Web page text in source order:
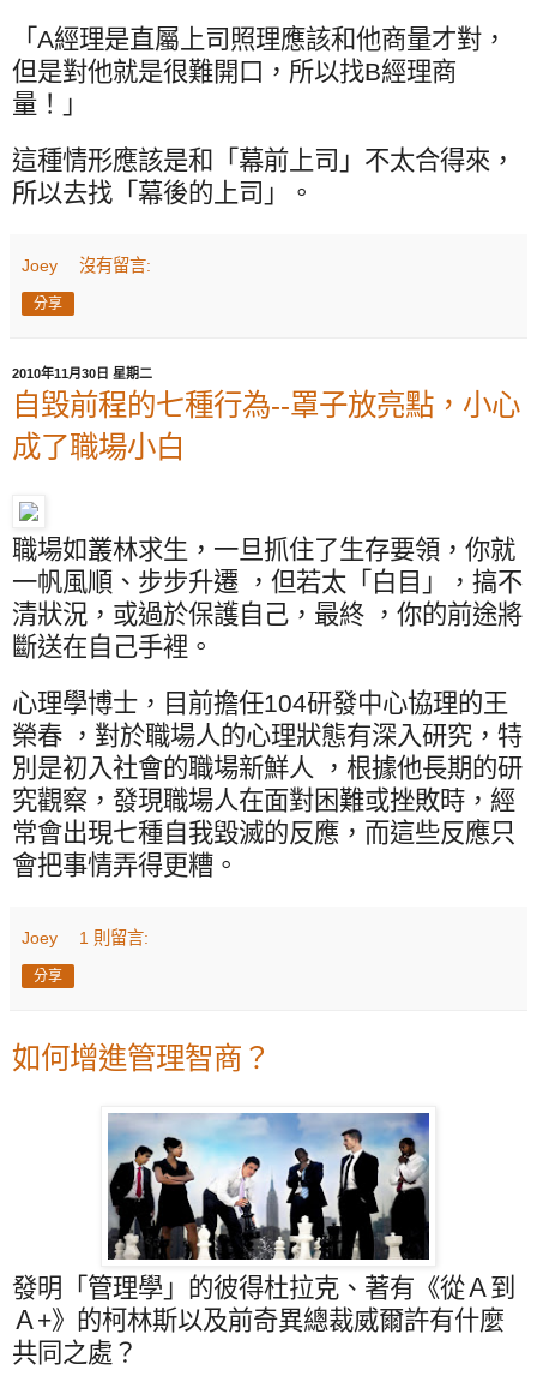
「 A經理是直屬上司照理應該和他商量才對，
但是對他就是很難開口，所以找B經理商
量！」
這種情形應該是和「幕前上司」不太合得來，
所以去找「幕後的上司」。
Joey 沒有留言:
分享
2010年11月30日 星期二
自毀前程的七種行為--罩子放亮點，小心
成了職場小白
職場如叢林求生，一旦抓住了生存要領，你就
一帆風順、步步升遷 ，但若太「白目」，搞不
清狀況，或過於保護自己，最終 ，你的前途將
斷送在自己手裡。
心理學博士，目前擔任104研發中心協理的王
榮春 ，對於職場人的心理狀態有深入研究，特
別是初入社會的職場新鮮人 ，根據他長期的研
究觀察，發現職場人在面對困難或挫敗時，經
常會出現七種自我毀滅的反應，而這些反應只
會把事情弄得更糟。
Joey 1 則留言:
分享
如何增進管理智商？
發明「管理學」的彼得杜拉克、著有《從Ａ到
Ａ+》的柯林斯以及前奇異總裁威爾許有什麼
共同之處？